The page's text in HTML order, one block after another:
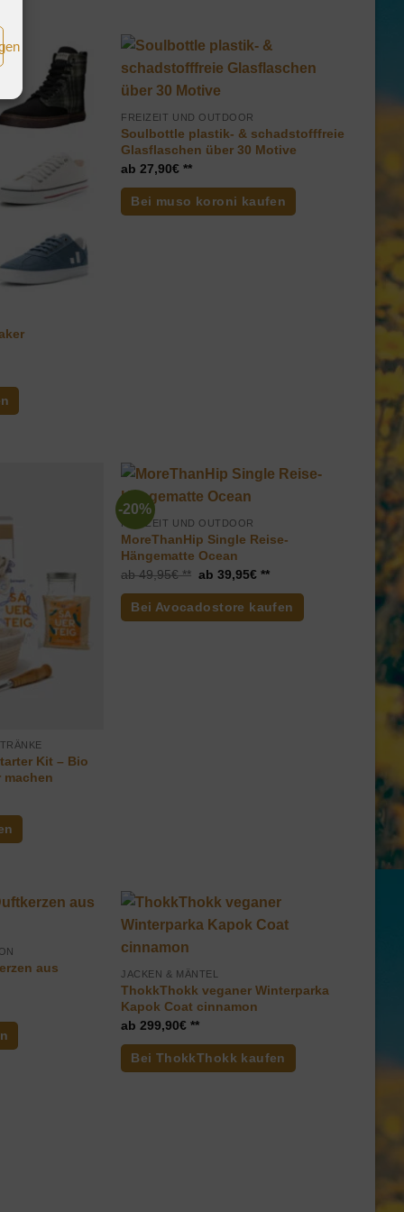
FREIZEIT UND OUTDOOR
Soulbottle plastik- & schadstofffreie
Glasflaschen über 30 Motive
27,90€
Bei muso koroni kaufen
Kit – Bio
machen
-20%
FREIZEIT UND OUTDOOR
MoreThanHip Single Reise-
Hängematte Ocean
49,95€
Ursprünglicher
49,95€
39,95€
Aktueller
39,95€.
Bei Avocadostore kaufen
aus
JACKEN & MÄNTEL
ThokkThokk veganer Winterparka
Kapok Coat cinnamon
299,90€
Bei ThokkThokk kaufen